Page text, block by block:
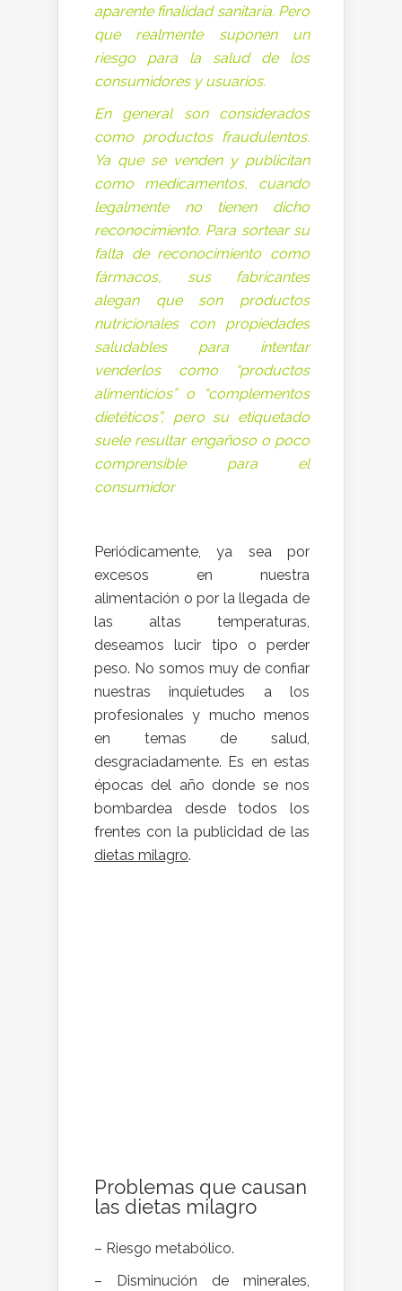
aparente finalidad sanitaria. Pero
que realmente suponen un
riesgo para la salud de los
consumidores y usuarios.
En general son considerados
como productos fraudulentos.
Ya que se venden y publicitan
como medicamentos, cuando
legalmente no tienen dicho
reconocimiento. Para sortear su
falta de reconocimiento como
fármacos, sus fabricantes
alegan que son productos
nutricionales con propiedades
saludables para intentar
venderlos como “productos
alimenticios” o “complementos
dietéticos”, pero su etiquetado
suele resultar engañoso o poco
comprensible para el
consumidor
Periódicamente, ya sea por
excesos en nuestra
alimentación o por la llegada de
las altas temperaturas,
deseamos lucir tipo o perder
peso. No somos muy de confiar
nuestras inquietudes a los
profesionales y mucho menos
en temas de salud,
desgraciadamente. Es en estas
épocas del año donde se nos
bombardea desde todos los
frentes con la publicidad de las
dietas milagro.
Problemas que causan
las dietas milagro
– Riesgo metabólico.
– Disminución de minerales,